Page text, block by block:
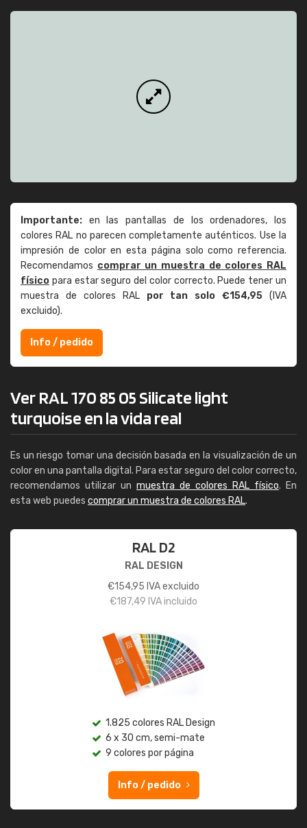
Importante: en las pantallas de los ordenadores, los
colores RAL no parecen completamente auténticos. Use la
impresión de color en esta página solo como referencia.
Recomendamos comprar un muestra de colores RAL
físico para estar seguro del color correcto. Puede tener un
muestra de colores RAL por tan solo €154,95 (IVA
excluido).
Info / pedido
Ver RAL 170 85 05 Silicate light
turquoise en la vida real
Es un riesgo tomar una decisión basada en la visualización de un
color en una pantalla digital. Para estar seguro del color correcto,
recomendamos utilizar un muestra de colores RAL físico. En
esta web puedes comprar un muestra de colores RAL.
RAL D2
RAL DESIGN
€154,95 IVA excluido
€187,49 IVA incluido
1.825 colores RAL Design
6 x 30 cm, semi-mate
9 colores por página
Info / pedido